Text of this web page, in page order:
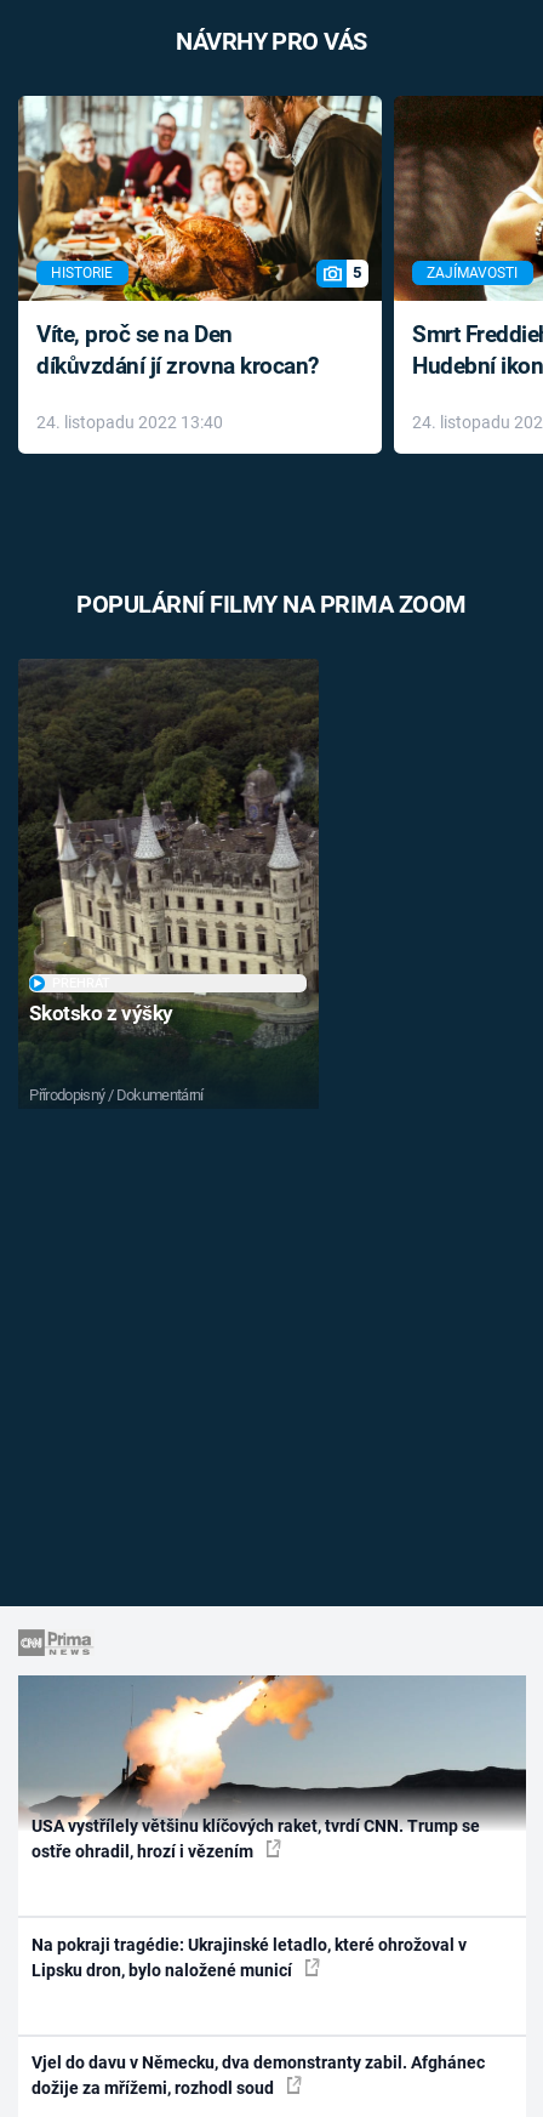
NÁVRHY PRO VÁS
HISTORIE 5
Víte, proč se na Den
díkůvzdání jí zrovna krocan?
24. listopadu 2022 13:40
ZAJÍMAVOSTI
Smrt
Hudební
léky
24. listopadu
POPULÁRNÍ FILMY NA PRIMA ZOOM
Skotsko z výšky
Přírodopisný / Dokumentární
USA vystřílely většinu klíčových raket, tvrdí CNN. Trump se
ostře ohradil, hrozí i vězením
Na pokraji tragédie: Ukrajinské letadlo, které ohrožoval v
Lipsku dron, bylo naložené municí
Vjel do davu v Německu, dva demonstranty zabil. Afghánec
dožije za mřížemi, rozhodl soud